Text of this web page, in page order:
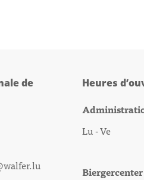
de
Heures
Lu - Ve
Biergercenter